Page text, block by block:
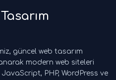
güncel web tasarım
modern web siteleri
PHP, WordPress ve